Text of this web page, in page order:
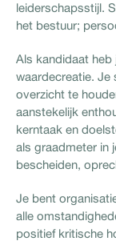
leiderschapsstijl.
het bestuur;
Als kandidaat
waardecreatie. Je
overzicht te
aanstekelijk
kerntaak en
als graadmeter in
bescheiden,
Je bent
alle
positief kritische